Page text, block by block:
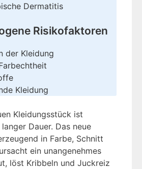
Dermatitis
Risikofaktoren
der Kleidung
Kleidung
Kleidungsstück ist
Dauer. Das neue
in Farbe, Schnitt
ein unangenehmes
löst Kribbeln und Juckreiz